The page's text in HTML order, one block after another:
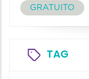
GRATUITO
TAG